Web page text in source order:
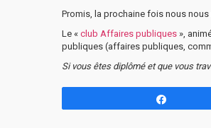
Promis, la prochaine fois nous
Le « club Affaires publiques »,
publiques (affaires publiques,
Si vous êtes diplômé et que vous